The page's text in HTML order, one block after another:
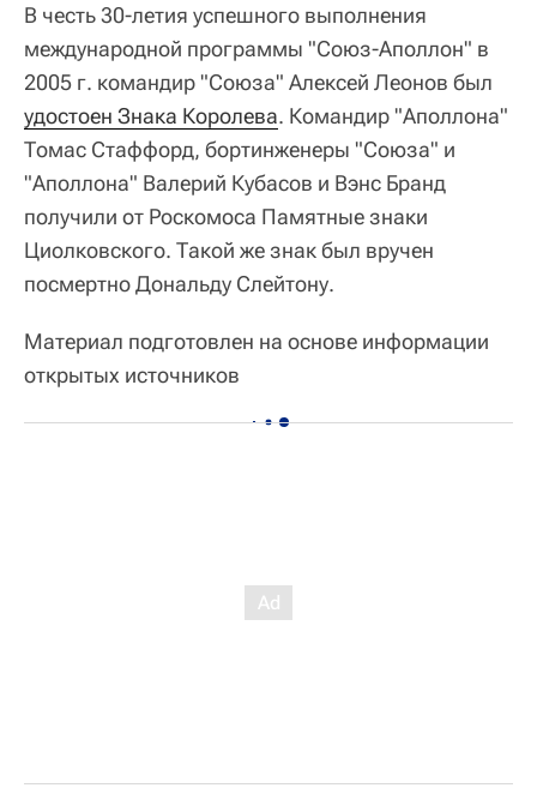
В честь 30-летия успешного выполнения
международной программы "Союз-Аполлон" в
2005 г. командир "Союза" Алексей Леонов был
удостоен Знака Королева. Командир "Аполлона"
Томас Стаффорд, бортинженеры "Союза" и
"Аполлона" Валерий Кубасов и Вэнс Бранд
получили от Роскомоса Памятные знаки
Циолковского. Такой же знак был вручен
посмертно Дональду Слейтону.
Материал подготовлен на основе информации
открытых источников